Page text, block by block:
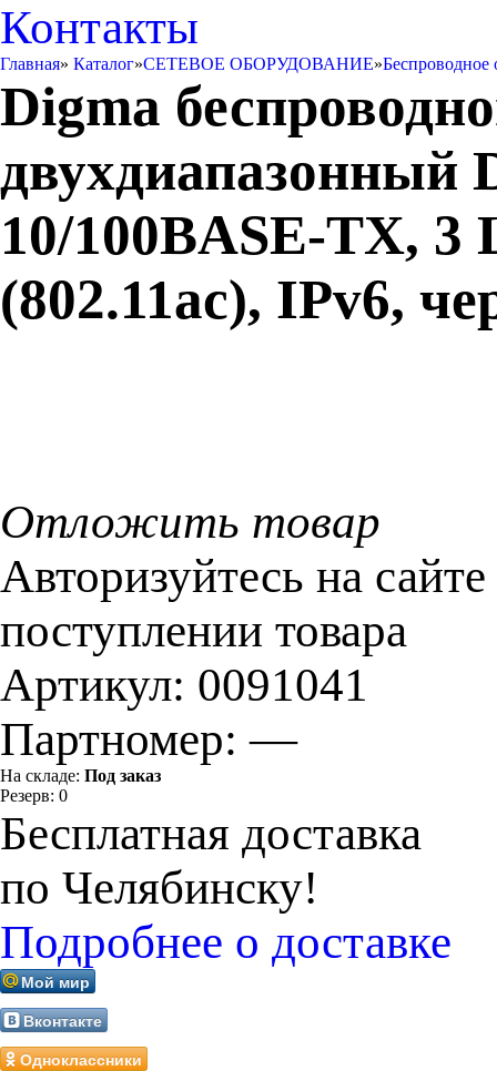
Контакты
Главная» Каталог»СЕТЕВОЕ ОБОРУДОВАНИЕ»Беспроводное
Digma
двухдиапазонный
10/100BASE-TX, 3
(802.11ac), IPv6,
Отложить товар
Авторизуйтесь на
поступлении товара
Артикул: 0091041
Партномер:—
На складе: Под заказ
Резерв: 0
Бесплатная доставка
по Челябинску!
Подробнее о доставке
Мой мир
Вконтакте
Одноклассники